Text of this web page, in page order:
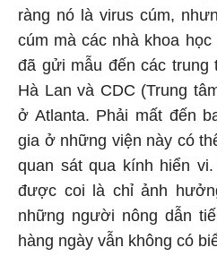
ràng nó là virus cúm,
cúm mà các nhà khoa
đã gửi mẫu đến các trung
Hà Lan và CDC (Trung
ở Atlanta. Phải mất đến
gia ở những viện này có
quan sát qua kính hiển
được coi là chỉ ảnh
những người nông dẫn
hàng ngày vẫn không có